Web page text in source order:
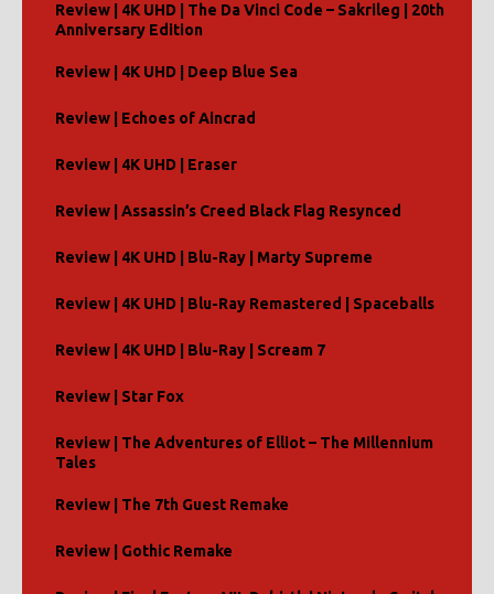
Review | 4K UHD | The Da Vinci Code – Sakrileg | 20th
Anniversary Edition
Review | 4K UHD | Deep Blue Sea
Review | Echoes of Aincrad
Review | 4K UHD | Eraser
Review | Assassin’s Creed Black Flag Resynced
Review | 4K UHD | Blu-Ray | Marty Supreme
Review | 4K UHD | Blu-Ray Remastered | Spaceballs
Review | 4K UHD | Blu-Ray | Scream 7
Review | Star Fox
Review | The Adventures of Elliot – The Millennium
Tales
Review | The 7th Guest Remake
Review | Gothic Remake